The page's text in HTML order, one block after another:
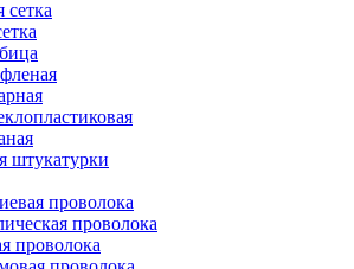
сетка
штукатурки
проволока
проволока
проволока